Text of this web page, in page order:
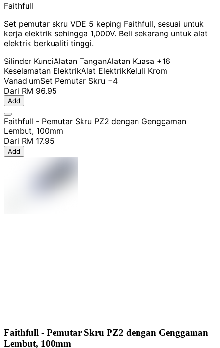
Faithfull
Set pemutar skru VDE 5 keping Faithfull, sesuai untuk
kerja elektrik sehingga 1,000V. Beli sekarang untuk alat
elektrik berkualiti tinggi.
Silinder KunciAlatan TanganAlatan Kuasa +16
Keselamatan ElektrikAlat ElektrikKeluli Krom
VanadiumSet Pemutar Skru +4
Dari RM 96.95
Add
Faithfull - Pemutar Skru PZ2 dengan Genggaman
Lembut, 100mm
Dari RM 17.95
Add
Faithfull - Pemutar Skru PZ2 dengan Genggaman
Lembut, 100mm